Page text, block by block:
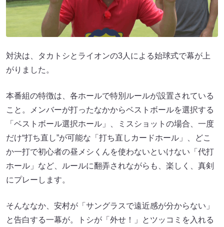
対決は、タカトシとライオンの3人による始球式で幕が上
がりました。
本番組の特徴は、各ホールで特別ルールが設置されている
こと。メンバーが打ったなかからベストボールを選択する
「ベストボール選択ホール」、ミスショットの場合、一度
だけ“打ち直し”が可能な「打ち直しカードホール」、どこ
か一打で初心者の昼メシくんを使わないといけない「代打
ホール」など、ルールに翻弄されながらも、楽しく、真剣
にプレーします。
そんななか、安村が「サングラスで遠近感が分からない」
と告白する一幕が。トシが「外せ！」とツッコミを入れる